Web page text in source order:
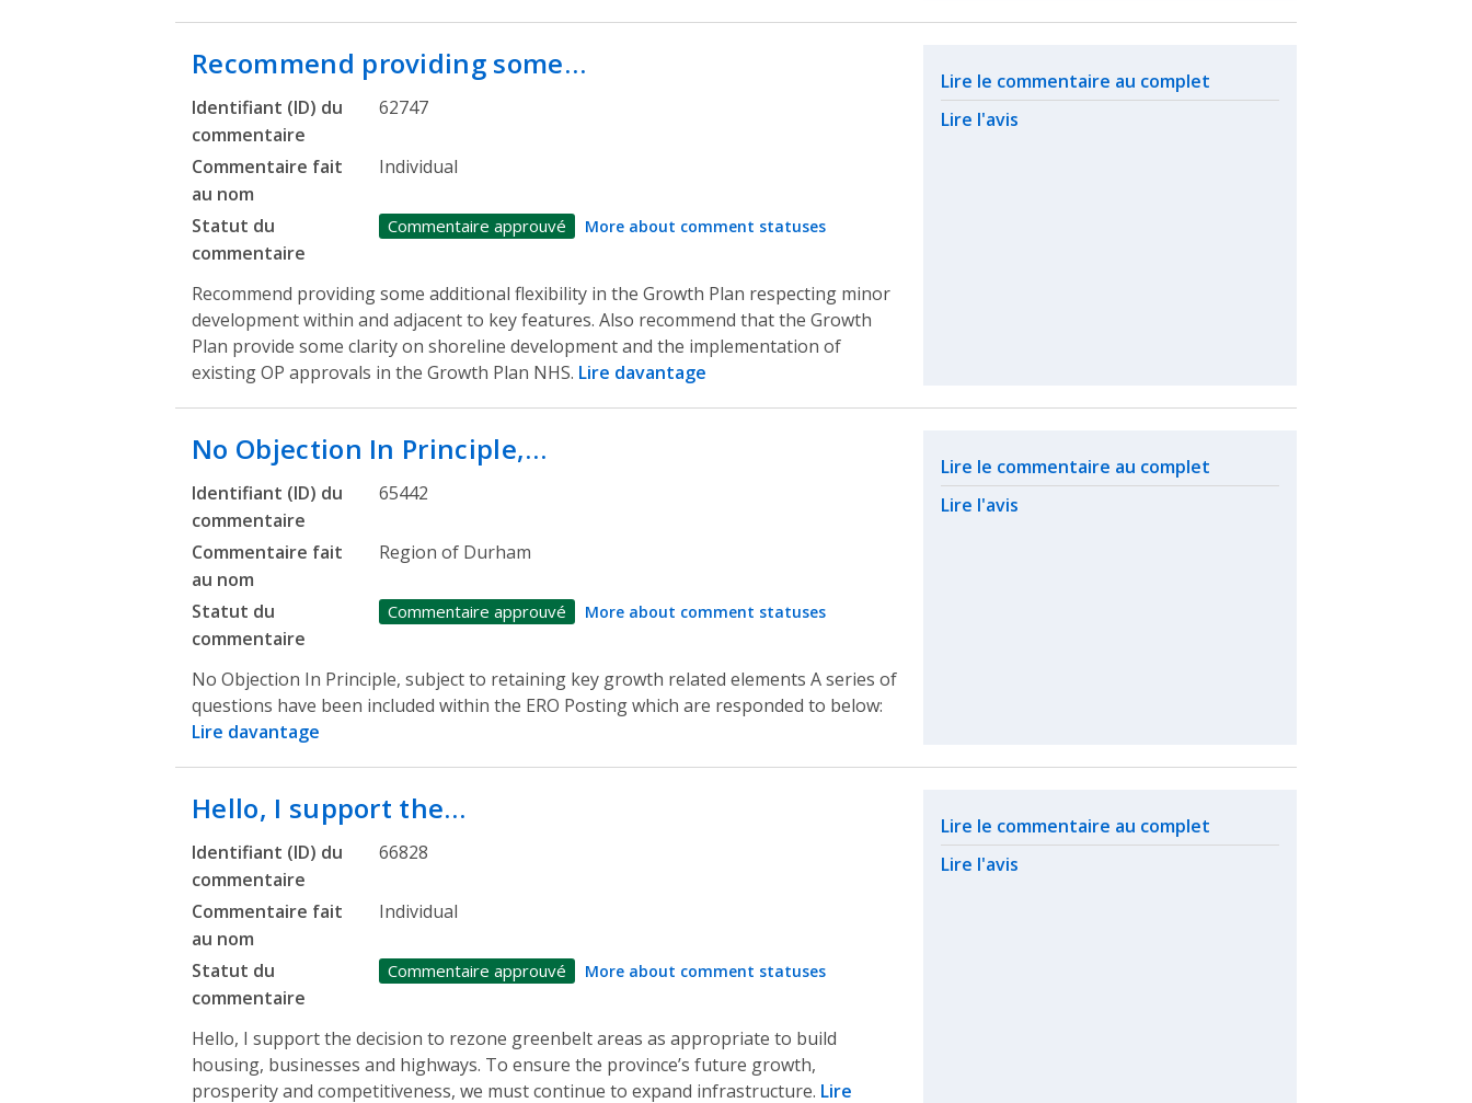
Recommend providing some…
Identifiant (ID) du
commentaire
62747
Commentaire fait
au nom
Individual
Statut du
commentaire
Commentaire approuvé More about comment statuses
Recommend providing some additional flexibility in the Growth Plan respecting minor
development within and adjacent to key features. Also recommend that the Growth
Plan provide some clarity on shoreline development and the implementation of
existing OP approvals in the Growth Plan NHS. Lire davantage
Related actions
Lire le commentaire au complet
Lire l'avis
No Objection In Principle,…
Identifiant (ID) du
commentaire
65442
Commentaire fait
au nom
Region of Durham
Statut du
commentaire
Commentaire approuvé More about comment statuses
No Objection In Principle, subject to retaining key growth related elements A series of
questions have been included within the ERO Posting which are responded to below:
Lire davantage
Related actions
Lire le commentaire au complet
Lire l'avis
Hello, I support the…
Identifiant (ID) du
commentaire
66828
Commentaire fait
au nom
Individual
Statut du
commentaire
Commentaire approuvé More about comment statuses
Hello, I support the decision to rezone greenbelt areas as appropriate to build
housing, businesses and highways. To ensure the province’s future growth,
prosperity and competitiveness, we must continue to expand infrastructure. Lire
Related actions
Lire le commentaire au complet
Lire l'avis